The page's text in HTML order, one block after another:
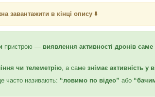
завантажити в кінці опису ⬇️
пристрою — виявлення активності дронів саме
чи телеметрію , а саме знімає активність у
часто називають: “ловимо по відео” або